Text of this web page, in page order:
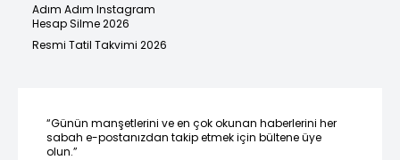
Adım Adım Instagram
Hesap Silme 2026
Resmi Tatil Takvimi 2026
“Günün manşetlerini ve en çok okunan haberlerini her
sabah e-postanızdan takip etmek için bültene üye
olun.”